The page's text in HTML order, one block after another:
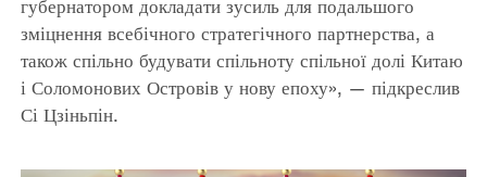
губернатором докладати зусиль для подальшого
зміцнення всебічного стратегічного партнерства, а
також спільно будувати спільноту спільної долі Китаю
і Соломонових Островів у нову епоху», — підкреслив
Сі Цзіньпін.